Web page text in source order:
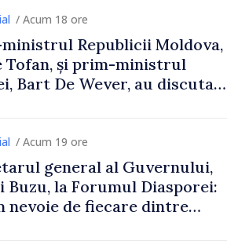
/ Acum 18 ore
Republicii Moldova,
Tofan, și prim-ministrul
Bart De Wever, au discutat
/ Acum 19 ore
general al Guvernului,
Buzu, la Forumul Diasporei:
nevoie de fiecare dintre